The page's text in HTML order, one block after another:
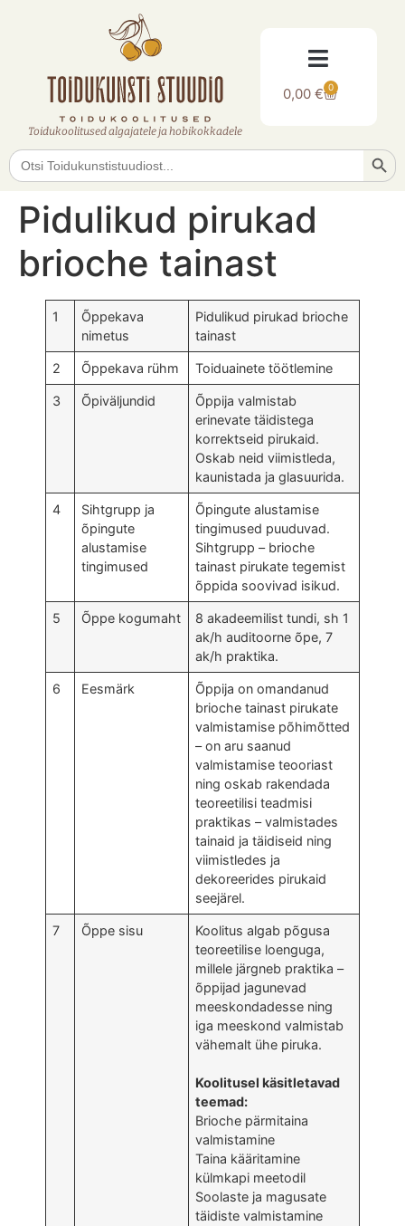
Toidukoolitused algajatele ja hobikokkadele
0,00€ 0
Search
for:
Pidulikud pirukad
brioche tainast
1
Õppekava
nimetus
Pidulikud pirukad brioche
tainast
2 Õppekava rühm Toiduainete töötlemine
3 Õpiväljundid
Õppija valmistab
erinevate täidistega
korrektseid pirukaid.
Oskab neid viimistleda,
kaunistada ja glasuurida.
4
Sihtgrupp ja
õpingute
alustamise
tingimused
Õpingute alustamise
tingimused puuduvad.
Sihtgrupp – brioche
tainast pirukate tegemist
õppida soovivad isikud.
5 Õppe kogumaht
8 akadeemilist tundi, sh 1
ak/h auditoorne õpe, 7
ak/h praktika.
6 Eesmärk
Õppija on omandanud
brioche tainast pirukate
valmistamise põhimõtted
– on aru saanud
valmistamise teooriast
ning oskab rakendada
teoreetilisi teadmisi
praktikas – valmistades
tainaid ja täidiseid ning
viimistledes ja
dekoreerides pirukaid
seejärel.
7 Õppe sisu
Koolitus algab põgusa
teoreetilise loenguga,
millele järgneb praktika –
õppijad jagunevad
meeskondadesse ning
iga meeskond valmistab
vähemalt ühe piruka.
Koolitusel käsitletavad
teemad:
Brioche pärmitaina
valmistamine
Taina kääritamine
külmkapi meetodil
Soolaste ja magusate
täidiste valmistamine